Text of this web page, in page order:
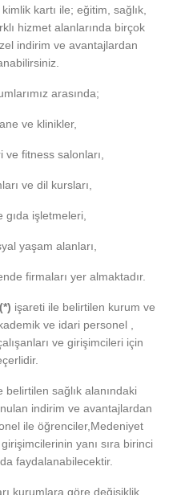
kartı ile; eğitim, sağlık,
hizmet alanlarında birçok
indirim ve avantajlardan
arasında;
ve klinikler,
fitness salonları,
ve dil kursları,
gıda işletmeleri,
yaşam alanları,
firmaları yer almaktadır.
işareti ile belirtilen kurum ve
ve idari personel ,
ve girişimcileri için
belirtilen sağlık alanındaki
indirim ve avantajlardan
ile öğrenciler,Medeniyet
yanı sıra birinci
faydalanabilecektir.
kurumlara göre değişiklik